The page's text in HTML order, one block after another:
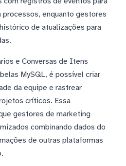
enquanto gestores
de atualizações para
e Conversas de Itens
MySQL, é possível criar
da equipe e rastrear
críticos. Essa
gestores de marketing
combinando dados do
de outras plataformas